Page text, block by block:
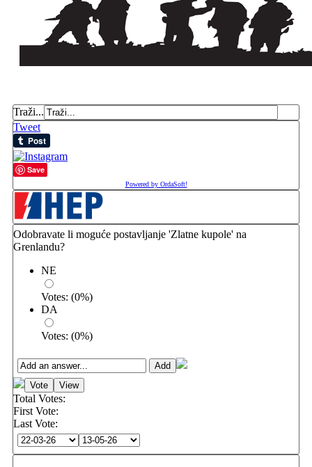
Traži...
Tweet
Save
Powered by OrdaSoft!
Odobravate li moguće postavljanje 'Zlatne kupole' na
Grenlandu?
NE
Votes: (0%)
DA
Votes: (0%)
Total Votes:
First Vote:
Last Vote: